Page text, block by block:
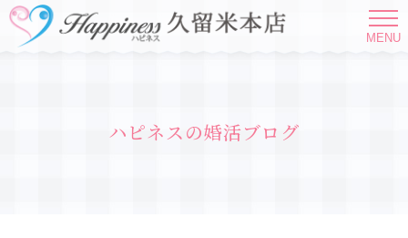
MENU
ハピネスの婚活ブログ